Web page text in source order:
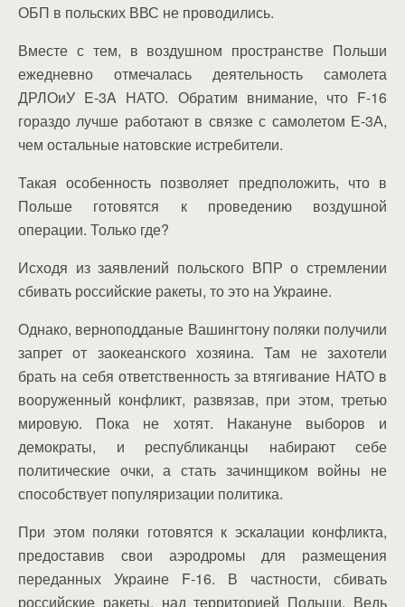
ОБП в польских ВВС не проводились.
Вместе с тем, в воздушном пространстве Польши
ежедневно отмечалась деятельность самолета
ДРЛОиУ E-3A НАТО. Обратим внимание, что F-16
гораздо лучше работают в связке с самолетом Е-3А,
чем остальные натовские истребители.
Такая особенность позволяет предположить, что в
Польше готовятся к проведению воздушной
операции. Только где?
Исходя из заявлений польского ВПР о стремлении
сбивать российские ракеты, то это на Украине.
Однако, верноподданые Вашингтону поляки получили
запрет от заокеанского хозяина. Там не захотели
брать на себя ответственность за втягивание НАТО в
вооруженный конфликт, развязав, при этом, третью
мировую. Пока не хотят. Накануне выборов и
демократы, и республиканцы набирают себе
политические очки, а стать зачинщиком войны не
способствует популяризации политика.
При этом поляки готовятся к эскалации конфликта,
предоставив свои аэродромы для размещения
переданных Украине F-16. В частности, сбивать
российские ракеты, над территорией Польши. Ведь